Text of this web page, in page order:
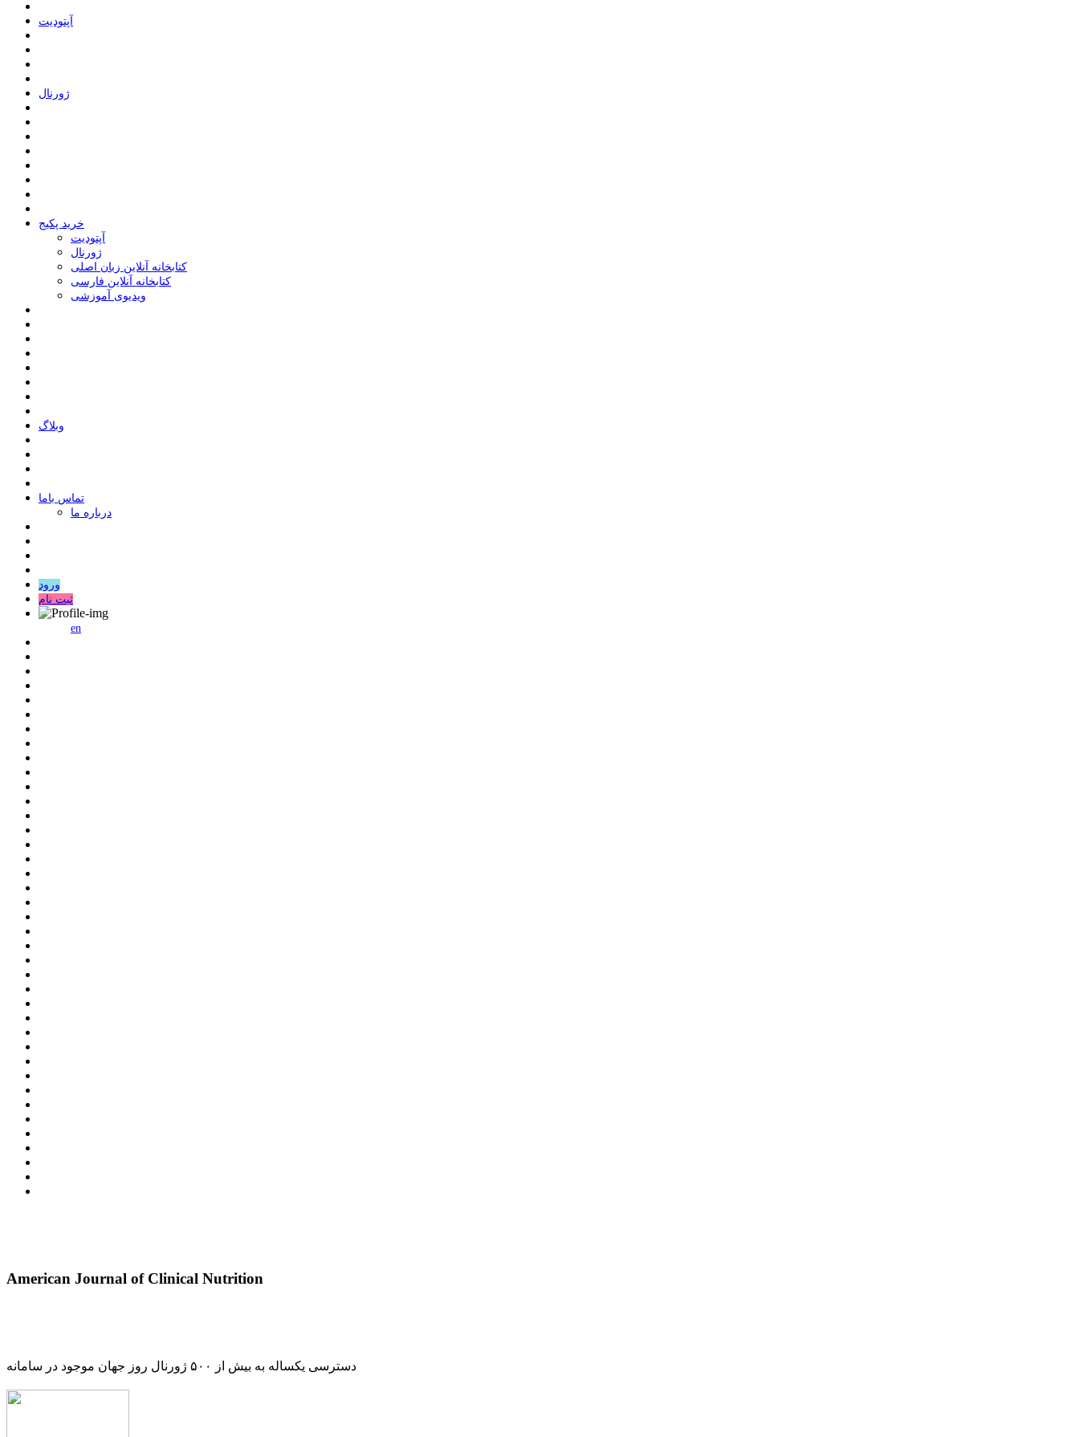
ﺁﭘﺘﻮﺩﯾﺖ
ﮊﻭﺭﻧﺎﻝ
خرید پکیج
ﺁﭘﺘﻮﺩﯾﺖ
ﮊﻭﺭﻧﺎﻝ
کتابخانه آنلاین زبان اصلی
کتابخانه آنلاین فارسی
ویدیوی آموزشی
وبلاگ
ﺗﻤﺎﺱ ﺑﺎﻣﺎ
درباره ما
ورود
ثبت نام
en
American Journal of Clinical Nutrition
دسترسی یکساله به بیش از ۵۰۰ ژورنال روز جهان موجود در سامانه